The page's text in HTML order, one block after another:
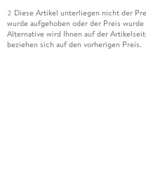
2 Diese Artikel unterliegen nicht der
wurde aufgehoben oder der Preis
Alternative wird Ihnen auf der
beziehen sich auf den vorherigen Preis.